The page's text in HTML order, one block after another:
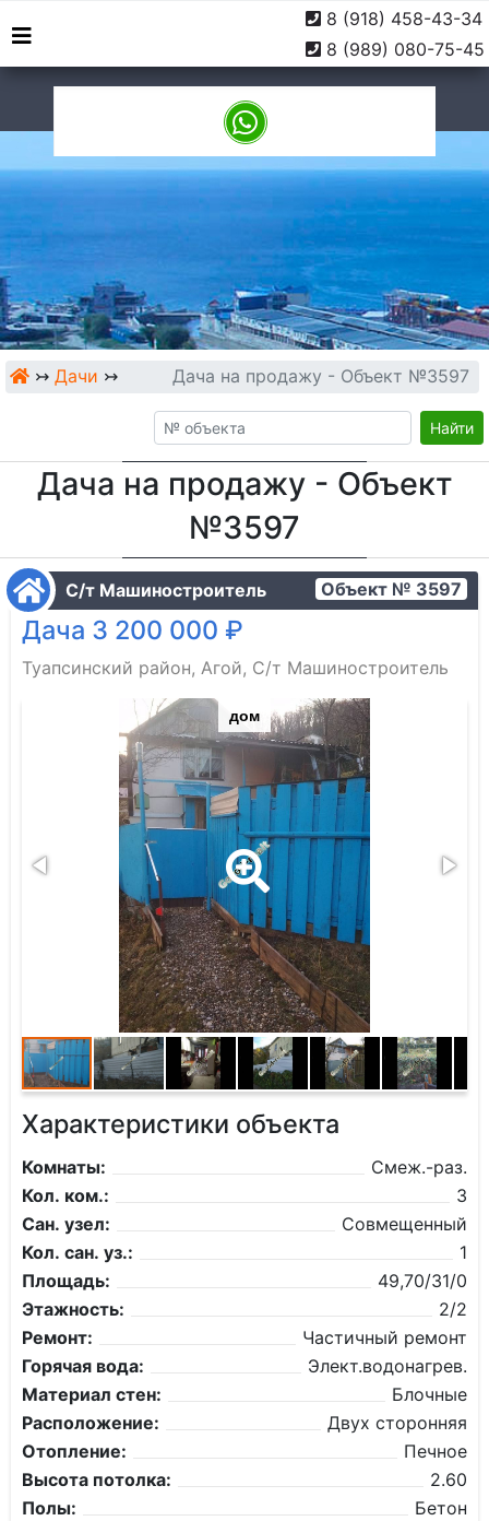
9:00 -
18:00
8 (918) 458-43-34
8 (989) 080-75-45
↣ Дачи ↣ Дача на продажу - Объект №3597
Найти
Дача на продажу - Объект
№3597
С/т Машиностроитель Объект № 3597
Дача 3 200 000 ₽
Туапсинский район, Агой, С/т Машиностроитель
дом
Характеристики объекта
Комнаты:
Смеж.-раз.
Кол. ком.:
3
Сан. узел:
Совмещенный
Кол. сан. уз.:
1
Площадь:
49,70/31/0
Этажность:
2/2
Ремонт:
Частичный ремонт
Горячая вода:
Элект.водонагрев.
Материал стен:
Блочные
Расположение:
Двух сторонняя
Отопление:
Печное
Высота потолка:
2.60
Полы:
Бетон